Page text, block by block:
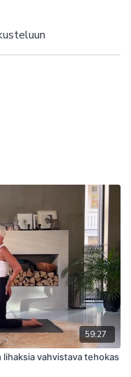
parantaa
59:27
vahvistava tehokas